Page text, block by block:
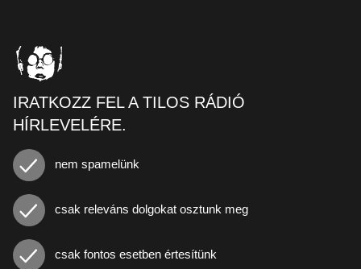
IRATKOZZ FEL A TILOS RÁDIÓ
HÍRLEVELÉRE.
nem spamelünk
csak releváns dolgokat osztunk meg
csak fontos esetben értesítünk